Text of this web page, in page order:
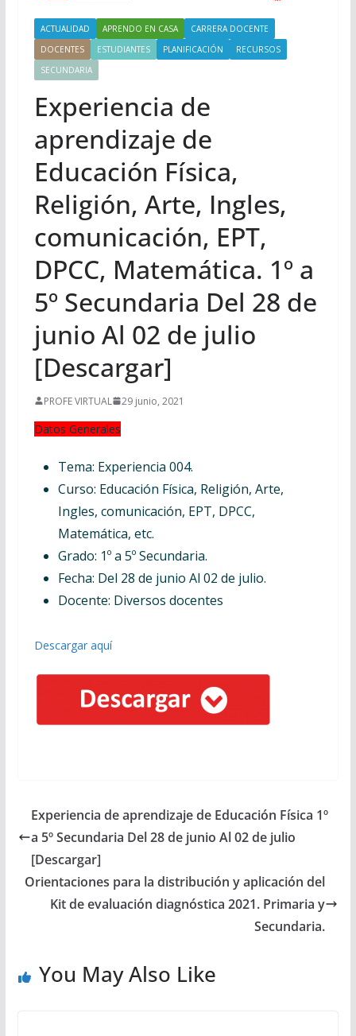
ACTUALIDAD APRENDO EN CASA
CARRERA DOCENTE
DOCENTES
ESTUDIANTES PLANIFICACIÓN
RECURSOS
SECUNDARIA
Experiencia de
aprendizaje de
Educación Física,
Religión, Arte, Ingles,
comunicación, EPT,
DPCC, Matemática. 1º a
5º Secundaria Del 28 de
junio Al 02 de julio
[Descargar]
PROFE VIRTUAL 29 junio, 2021
Datos Generales
Tema: Experiencia 004.
Curso: Educación Física, Religión, Arte,
Ingles, comunicación, EPT, DPCC,
Matemática, etc.
Grado: 1º a 5º Secundaria.
Fecha: Del 28 de junio Al 02 de julio.
Docente: Diversos docentes
Descargar aquí
Experiencia de aprendizaje de Educación Física 1º
a 5º Secundaria Del 28 de junio Al 02 de julio
[Descargar]
Orientaciones para la distribución y aplicación del
Kit de evaluación diagnóstica 2021. Primaria y
Secundaria.
You May Also Like